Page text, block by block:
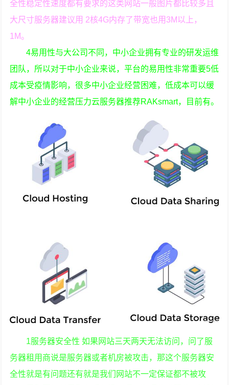
全性稳定性速度都有要求的这类网站一般图片都比较多且
大尺寸服务器建议用 2核4G内存了带宽也用3M以上，
1M。
4易用性与大公司不同，中小企业拥有专业的研发运维
团队，所以对于中小企业来说，平台的易用性非常重要5低
成本受疫情影响，很多中小企业经营困难，低成本可以缓
解中小企业的经营压力云服务器推荐RAKsmart，目前有。
1服务器安全性 如果网站三天两天无法访问，问了服
务器租用商说是服务器或者机房被攻击，那这个服务器安
全性就是有问题还有就是我们网站不一定保证都不被攻